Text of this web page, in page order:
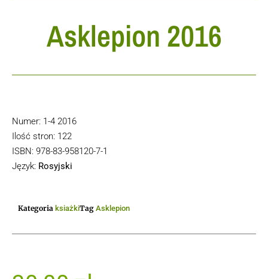
Asklepion 2016
Numer: 1-4 2016
Ilość stron: 122
ISBN: 978-83-958120-7-1
Język: Rosyjski
Kategoria ksiażkiTag Asklepion